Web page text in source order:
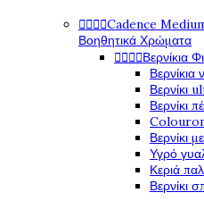
   Cadence
Βοηθητικά Χρώματα
   Βερνίκια
Βερνίκια
Βερνίκι
Βερνίκι
Βερνίκι
Υγρό
Κεριά
Βερνίκι